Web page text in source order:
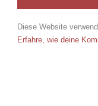
Diese Website
Erfahre, wie deine